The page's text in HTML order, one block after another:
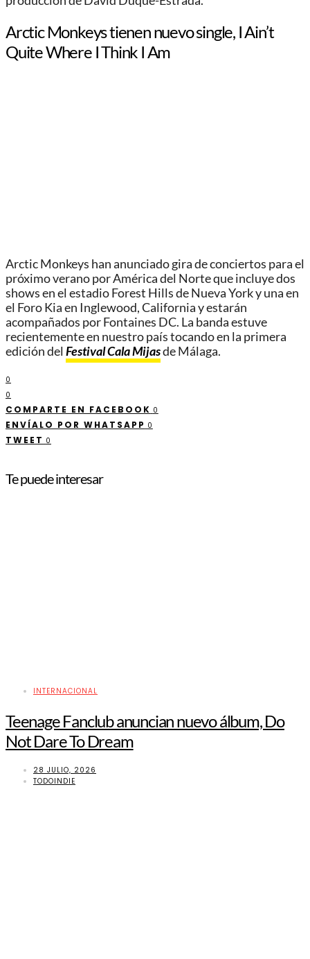
Arctic Monkeys tienen nuevo single, I Ain’t
Quite Where I Think I Am
Arctic Monkeys han anunciado gira de conciertos para el
próximo verano por América del Norte que incluye dos
shows en el estadio Forest Hills de Nueva York y una en
el Foro Kia en Inglewood, California y estarán
acompañados por Fontaines DC. La banda estuve
recientemente en nuestro país tocando en la primera
edición del Festival Cala Mijasde Málaga.
0
0
COMPARTE EN FACEBOOK 0
ENVÍALO POR WHATSAPP 0
TWEET 0
Te puede interesar
INTERNACIONAL
Teenage Fanclub anuncian nuevo álbum, Do
Not Dare To Dream
28 JULIO, 2026
TODOINDIE